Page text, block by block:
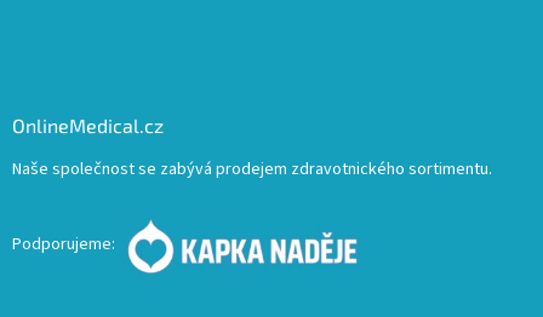
OnlineMedical.cz
Naše společnost se zabývá prodejem zdravotnického sortimentu.
Podporujeme: